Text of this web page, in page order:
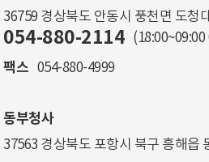
36759 경상북도 안동시 풍천면 도청
054-880-2114 (18:00~09:00
팩스 054-880-4999
동부청사
37563 경상북도 포항시 북구 흥해읍